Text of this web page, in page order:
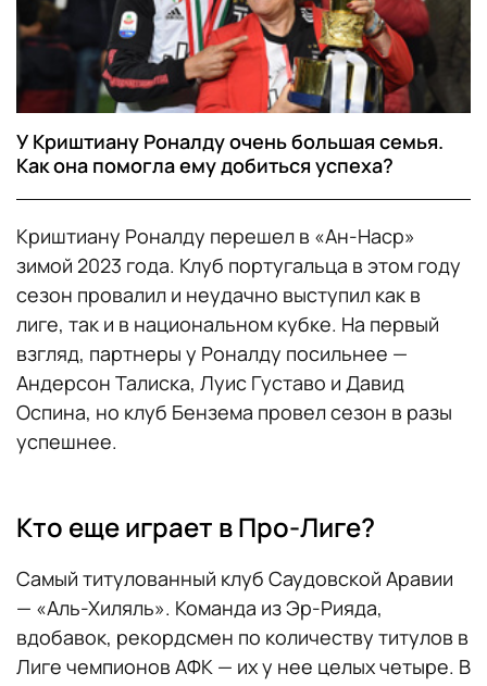
У Криштиану Роналду очень большая семья.
Как она помогла ему добиться успеха?
Криштиану Роналду перешел в «Ан-Наср»
зимой 2023 года. Клуб португальца в этом году
сезон провалил и неудачно выступил как в
лиге, так и в национальном кубке. На первый
взгляд, партнеры у Роналду посильнее —
Андерсон Талиска, Луис Густаво и Давид
Оспина, но клуб Бензема провел сезон в разы
успешнее.
Кто еще играет в Про-Лиге?
Самый титулованный клуб Саудовской Аравии
— «Аль-Хиляль». Команда из Эр-Рияда,
вдобавок, рекордсмен по количеству титулов в
Лиге чемпионов АФК — их у нее целых четыре. В